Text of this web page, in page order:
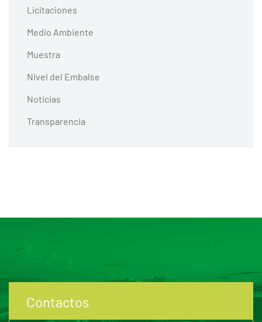
Licitaciones
Medio Ambiente
Muestra
Nivel del Embalse
Noticias
Transparencia
Contactos